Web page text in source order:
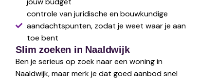
controle van juridische en bouwkundige
aandachtspunten, zodat je weet waar je aan
toe bent
Slim zoeken in Naaldwijk
Ben je serieus op zoek naar een woning in
Naaldwijk, maar merk je dat goed aanbod snel